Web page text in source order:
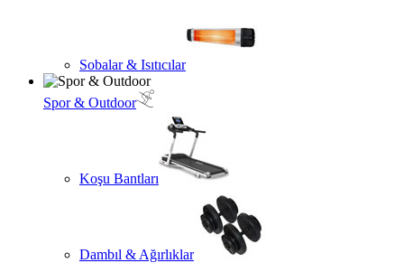
Sobalar & Isıtıcılar
Spor & Outdoor
Koşu Bantları
Dambıl & Ağırlıklar